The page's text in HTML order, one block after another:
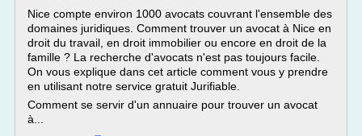
Nice compte environ 1000 avocats couvrant l'ensemble des
domaines juridiques. Comment trouver un avocat à Nice en
droit du travail, en droit immobilier ou encore en droit de la
famille ? La recherche d'avocats n'est pas toujours facile.
On vous explique dans cet article comment vous y prendre
en utilisant notre service gratuit Jurifiable.
Comment se servir d'un annuaire pour trouver un avocat
à...